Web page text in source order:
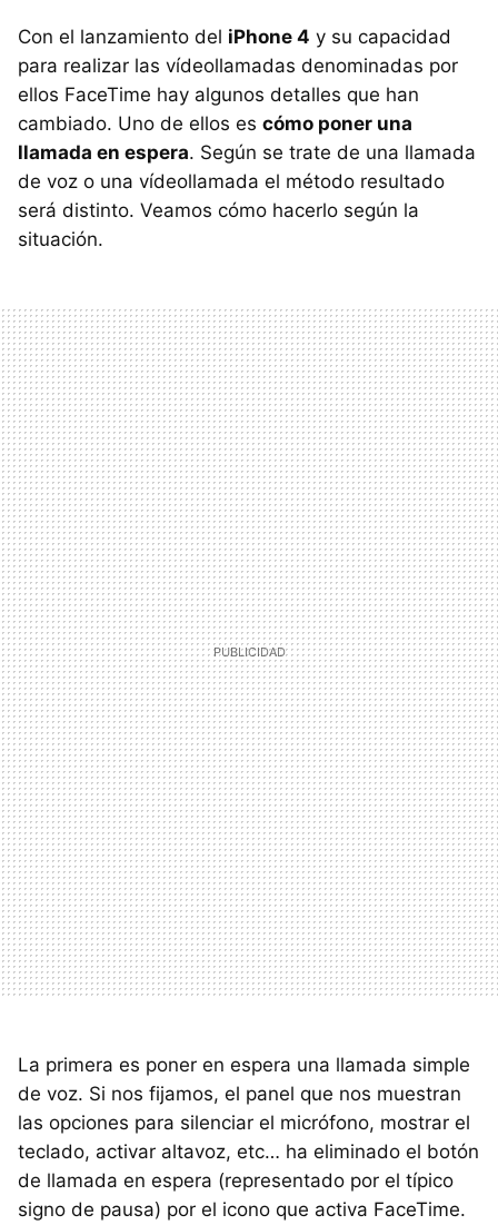
Con el lanzamiento del iPhone 4 y su capacidad
para realizar las vídeollamadas denominadas por
ellos FaceTime hay algunos detalles que han
cambiado. Uno de ellos es cómo poner una
llamada en espera. Según se trate de una llamada
de voz o una vídeollamada el método resultado
será distinto. Veamos cómo hacerlo según la
situación.
La primera es poner en espera una llamada simple
de voz. Si nos fijamos, el panel que nos muestran
las opciones para silenciar el micrófono, mostrar el
teclado, activar altavoz, etc… ha eliminado el botón
de llamada en espera (representado por el típico
signo de pausa) por el icono que activa FaceTime.